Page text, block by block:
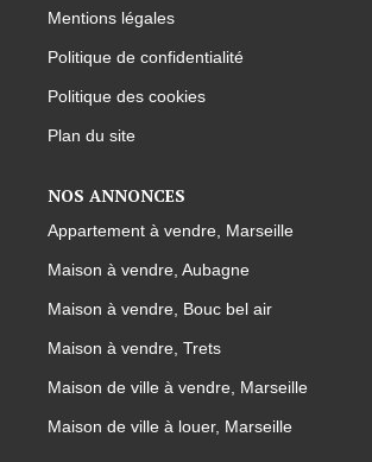
Mentions légales
Politique de confidentialité
Politique des cookies
Plan du site
NOS ANNONCES
Appartement à vendre, Marseille
Maison à vendre, Aubagne
Maison à vendre, Bouc bel air
Maison à vendre, Trets
Maison de ville à vendre, Marseille
Maison de ville à louer, Marseille